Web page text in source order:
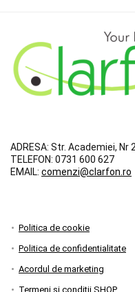
ADRESA: Str. Academiei, Nr
TELEFON: 0731 600 627
EMAIL: comenzi@clarfon.ro
Politica de cookie
Politica de confidentialitate
Acordul de marketing
Termeni si conditii SHOP